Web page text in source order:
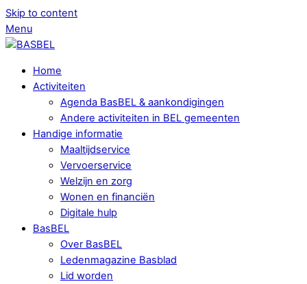
Skip to content
Menu
Home
Activiteiten
Agenda BasBEL & aankondigingen
Andere activiteiten in BEL gemeenten
Handige informatie
Maaltijdservice
Vervoerservice
Welzijn en zorg
Wonen en financiën
Digitale hulp
BasBEL
Over BasBEL
Ledenmagazine Basblad
Lid worden